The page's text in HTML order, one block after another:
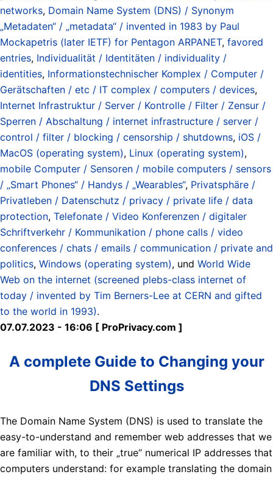
networks, Domain Name System (DNS) / Synonym
„Metadaten“ / „metadata“ / invented in 1983 by Paul
Mockapetris (later IETF) for Pentagon ARPANET, favored
entries, Individualität / Identitäten / individuality /
identities, Informationstechnischer Komplex / Computer /
Gerätschaften / etc / IT complex / computers / devices,
Internet Infrastruktur / Server / Kontrolle / Filter / Zensur /
Sperren / Abschaltung / internet infrastructure / server /
control / filter / blocking / censorship / shutdowns, iOS /
MacOS (operating system), Linux (operating system),
mobile Computer / Sensoren / mobile computers / sensors
/ „Smart Phones“ / Handys / „Wearables“, Privatsphäre /
Privatleben / Datenschutz / privacy / private life / data
protection, Telefonate / Video Konferenzen / digitaler
Schriftverkehr / Kommunikation / phone calls / video
conferences / chats / emails / communication / private and
politics, Windows (operating system), und World Wide
Web on the internet (screened plebs-class internet of
today / invented by Tim Berners-Lee at CERN and gifted
to the world in 1993).
07.07.2023 - 16:06 [ ProPrivacy.com ]
A complete Guide to Changing your
DNS Settings
The Domain Name System (DNS) is used to translate the
easy-to-understand and remember web addresses that we
are familiar with, to their „true“ numerical IP addresses that
computers understand: for example translating the domain